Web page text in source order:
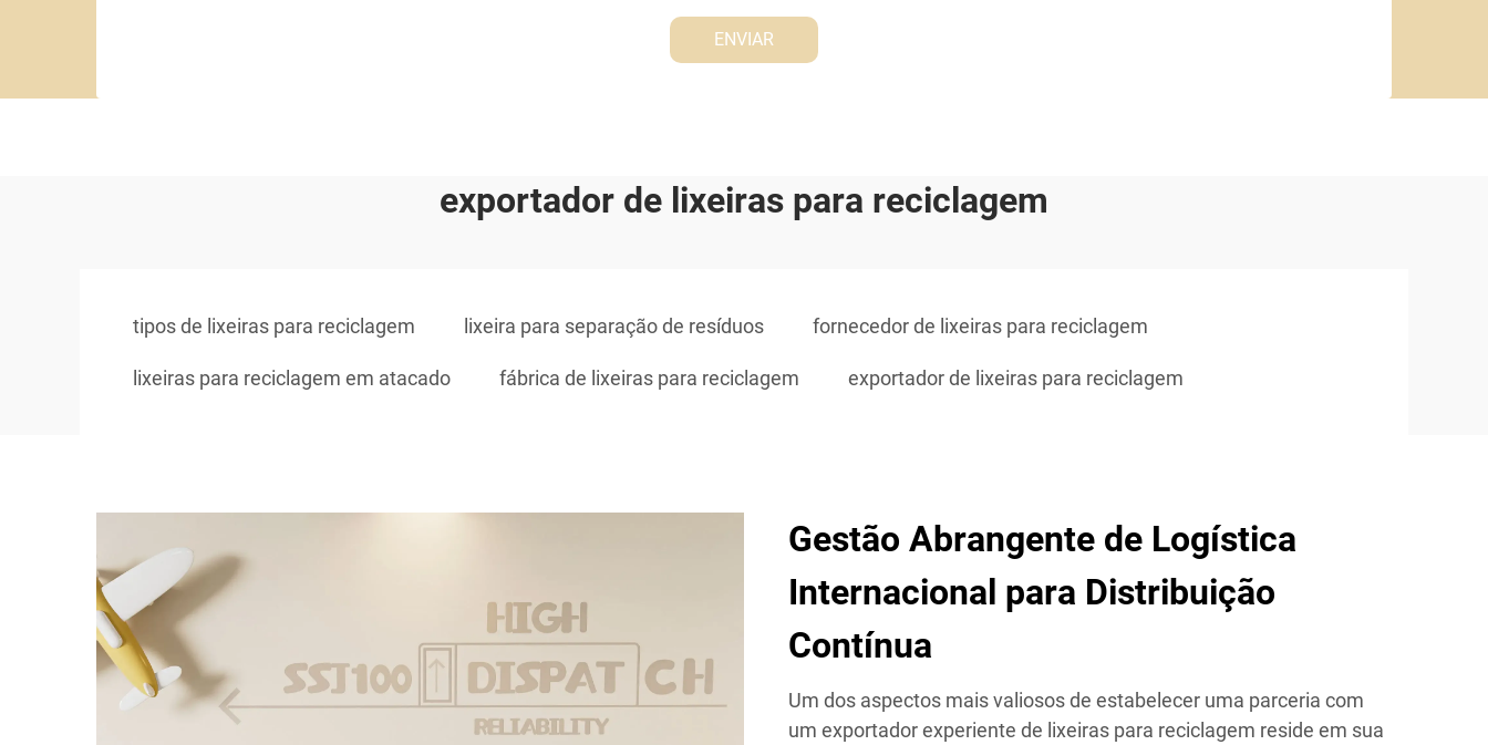
ENVIAR
exportador de lixeiras para reciclagem
tipos de lixeiras para reciclagem lixeira para separação de resíduos fornecedor de lixeiras para reciclagem
lixeiras para reciclagem em atacado fábrica de lixeiras para reciclagem exportador de lixeiras para reciclagem
Gestão Abrangente de Logística
Internacional para Distribuição
Contínua
Um dos aspectos mais valiosos de estabelecer uma parceria com
um exportador experiente de lixeiras para reciclagem reside em sua